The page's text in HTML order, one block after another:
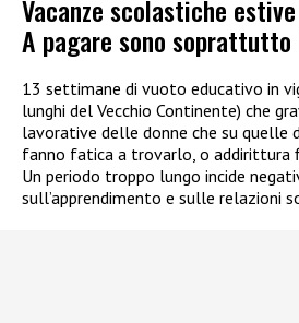
Vacanze scolastiche
A pagare sono soprattutto
13 settimane di vuoto educativo in
lunghi del Vecchio Continente) che
lavorative delle donne che su quelle
fanno fatica a trovarlo, o addirittura
Un periodo troppo lungo incide
sull’apprendimento e sulle relazioni